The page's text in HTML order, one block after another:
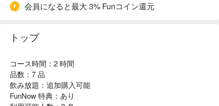
会員になると最大 3% Funコイン還元
トップ
コース時間：2 時間
品数：7 品
飲み放題：追加購入可能
FunNow 特典：あり